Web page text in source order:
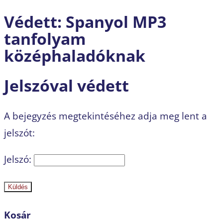
Védett: Spanyol MP3
tanfolyam
középhaladóknak
Jelszóval védett
A bejegyzés megtekintéséhez adja meg lent a
jelszót:
Jelszó:
Küldés
Kosár